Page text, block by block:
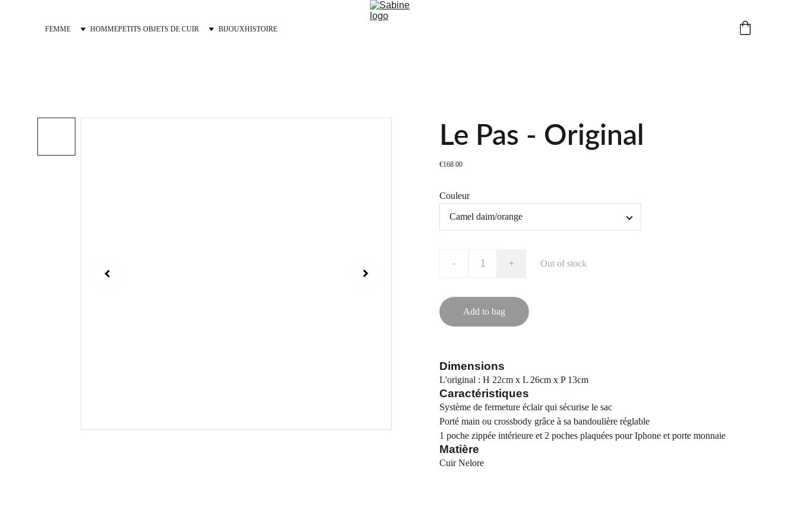
FEMME HOMMEPETITS OBJETS DE CUIR BIJOUXHISTOIRE
Le Pas - Original
€168.00
Couleur
- + Out of stock
Add to bag
Dimensions
L'original : H 22cm x L 26cm x P 13cm
Caractéristiques
Système de fermeture éclair qui sécurise le sac
Porté main ou crossbody grâce à sa bandoulière réglable
1 poche zippée intérieure et 2 poches plaquées pour Iphone et porte monnaie
Matière
Cuir Nelore